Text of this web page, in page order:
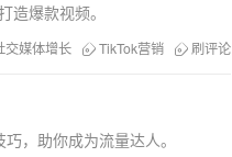
爆款视频。
交媒体增长 TikTok营销 刷评论
，助你成为流量达人。